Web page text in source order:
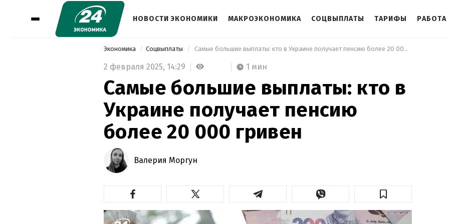
НОВОСТИ ЭКОНОМИКИ МАКРОЭКОНОМИКА СОЦВЫПЛАТЫ ТАРИФЫ РАБОТА
Экономика Соцвыплаты Самые большие выплаты: кто в Украине получает пенсию более 20 000 гривен
2 февраля 2025, 14:29 1 мин
Самые большие выплаты: кто в
Украине получает пенсию
более 20 000 гривен
Валерия Моргун